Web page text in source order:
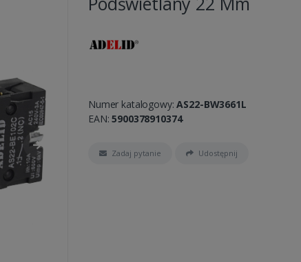
Numer katalogowy:AS22-BW3661L
EAN:5900378910374
Zadaj pytanie Udostępnij